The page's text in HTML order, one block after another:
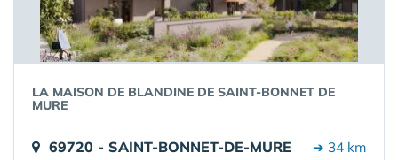
LA MAISON DE BLANDINE DE SAINT-BONNET DE
MURE
69720 - SAINT-BONNET-DE-MURE ➔ 34 km